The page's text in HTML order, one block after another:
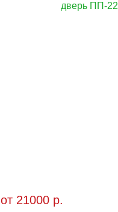
дверь ПП-22
от 21000 р.